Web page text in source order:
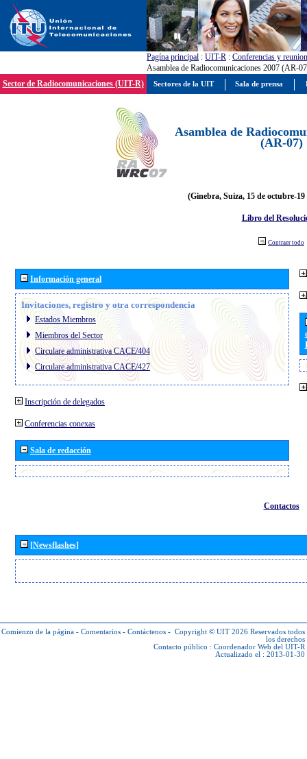
Pagína principal : UIT-R : Conferencias y
Asamblea de Radiocomunicaciones 2007 (AR-
Sector de Radiocomunicaciones (UIT-R)
Asamblea de
(AR-07)
(Ginebra, Suiza, 15 de octubre-19
Libro del
Contraer todo
Información general
Invitaciones, registro y otra correspondencia
Estados Miembros
Miembros del Sector
Circulare administrativa CACE/404
Circulare administrativa CACE/427
Inscripción de delegados
Conferencias conexas
Sala de redacción
Contactos
[Newsflashes]
Comienzo de la página - Comentarios - Contáctenos - Copyright © UIT 2026 Reservados todos
los derechos
Contacto público : Coordenador Web del UIT-R
Actualizado el : 2013-01-30
Sectores de la UIT Sala de prensa